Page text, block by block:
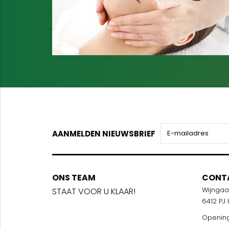
AANMELDEN NIEUWSBRIEF
ONS TEAM
STAAT VOOR U KLAAR!
ONS
STAAT
6412